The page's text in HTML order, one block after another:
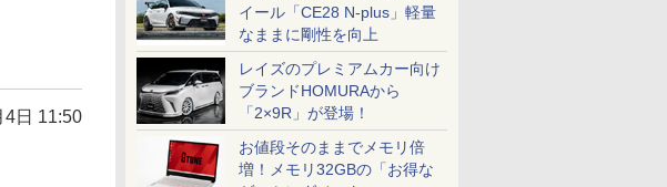
イール「CE28 N-plus」軽量
なままに剛性を向上
レイズのプレミアムカー向け
ブランドHOMURAから
「2×9R」が登場！
お値段そのままでメモリ倍
増！メモリ32GBの「お得な
4日 11:50